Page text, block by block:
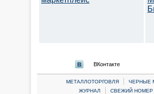
ВКонтакте
МЕТАЛЛОТОРГОВЛЯ | ЧЕРНЫЕ
ЖУРНАЛ
| СВЕЖИЙ НОМЕР